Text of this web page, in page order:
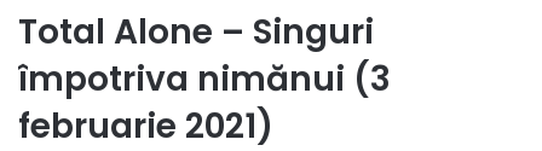
Total Alone – Singuri
împotriva nimănui (3
februarie 2021)